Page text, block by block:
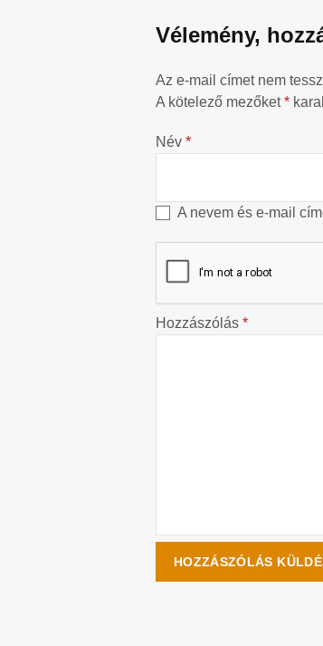
Vélemény,
Az e-mail címet nem
A kötelező mezőket*
Név *
A nevem és e-mail
Hozzászólás *